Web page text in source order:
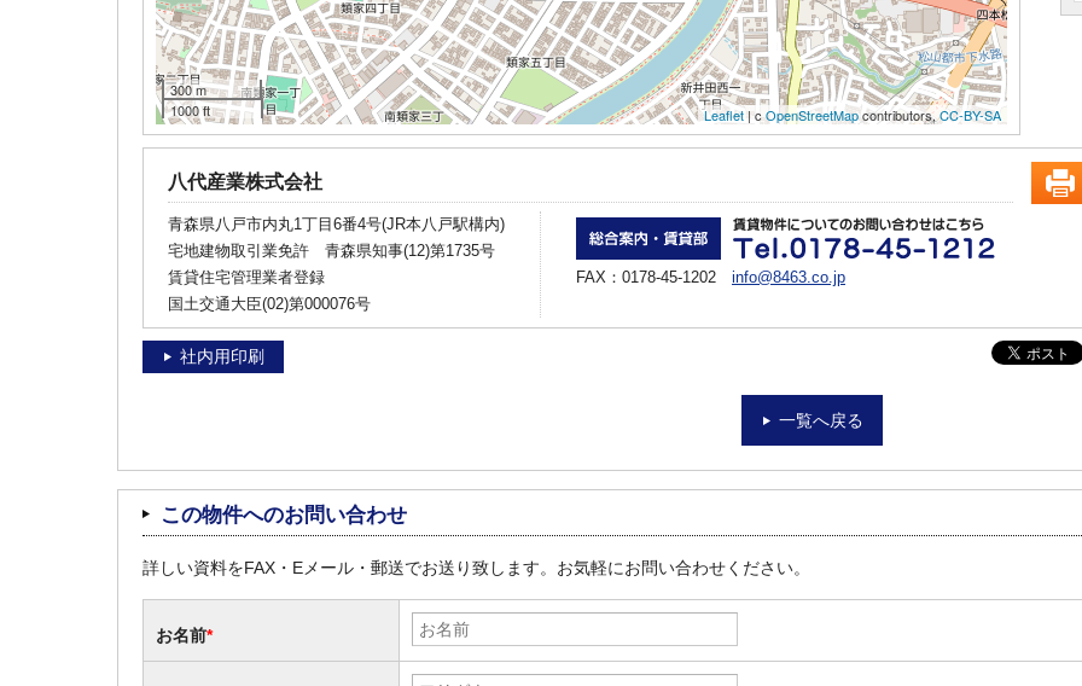
300 m
1000 ft
Leaflet | cOpenStreetMapcontributors,CC-BY-SA
八代産業株式会社
青森県八戸市内丸1丁目6番4号(JR本八戸駅構内)
宅地建物取引業免許 青森県知事(12)第1735号
賃貸住宅管理業者登録
国土交通大臣(02)第000076号
FAX：0178-45-1202 info@8463.co.jp
社内用印刷
一覧へ戻る
この物件へのお問い合わせ
詳しい資料をFAX・Eメール・郵送でお送り致します。お気軽にお問い合わせください。
お名前*